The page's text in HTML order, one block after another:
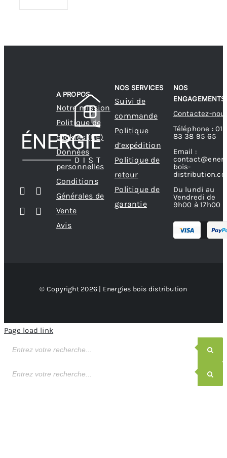
A PROPOS
Notre mission
Politique de
cookies (UE)
Données
personnelles
Conditions
Générales de
Vente
Avis
NOS SERVICES
Suivi de
commande
Politique
d’expédition
Politique de
retour
Politique de
garantie
NOS
ENGAGEMENTS
Contactez-
Téléphone : 01
83 38 95 65
Email :
bois-
Du lundi au
Vendredi de
9h00 à 17h00
© Copyright 2026 | Energies bois distribution
Page load link
de
de